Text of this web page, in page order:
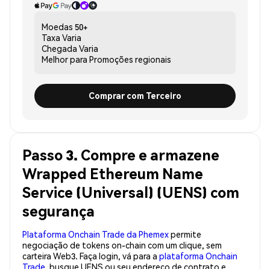
Moedas 50+
Taxa Varia
Chegada Varia
Melhor para Promoções regionais
Comprar com Terceiro
Passo 3. Compre e armazene
Wrapped Ethereum Name
Service (Universal) (UENS) com
segurança
Plataforma Onchain Trade da Phemexpermite
negociação de tokens on-chain com um clique, sem
carteira Web3. Faça login, vá para a plataforma Onchain
Trade , busque UENS ou seu endereço de contrato e